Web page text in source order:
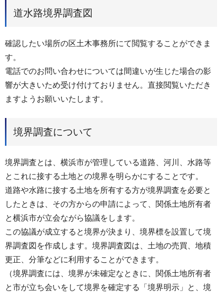
道水路境界調査図
確認したい場所の区土木事務所にて閲覧することができま
す。
電話でのお問い合わせについては間違いが生じた場合の影
響が大きいため受け付けておりません。直接閲覧いただき
ますようお願いいたします。
境界調査について
境界調査とは、横浜市が管理している道路、河川、水路等
とこれに接する土地との境界を明らかにすることです。
道路や水路に接する土地を所有する方が境界調査を必要と
したときは、その方からの申請によって、関係土地所有者
と横浜市が立会ながら協議をします。
この協議が成立すると境界が決まり、境界標を設置して境
界調査図を作成します。境界調査図は、土地の売買、地積
更正、分筆などに利用することができます。
（境界調査には、境界が未確定なときに、関係土地所有者
と市が立ち会いをして境界を確定する「境界明示」と、境